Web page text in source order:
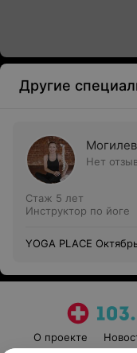
Другие
Нет
Стаж 5 лет
Инструктор по йоге
YOGA PLACE
О проекте